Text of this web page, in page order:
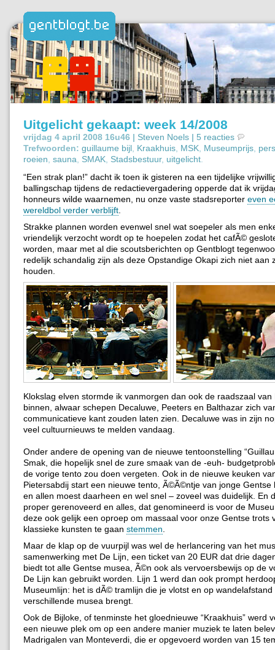
Uitgelicht gekaapt: week 14/2008
vrijdag 4 april 2008 16u46 | Steven Noels | 5 reacties
Trefwoorden: guillaume bijl Kraakhuis MSK Museumprijs
roeien sauna SMAK Stadsbestuur, uitgelicht
“Een strak plan!” dacht ik toen ik gisteren na een tijdelijke
ballingschap tijdens de redactievergadering opperde dat ik
honneurs wilde waarnemen, nu onze vaste stadsreporter even
wereldbol verder verblijft
Strakke plannen worden evenwel snel wat soepeler als men
vriendelijk verzocht wordt op te hoepelen zodat het cafÃ©
worden, maar met al die scoutsberichten op Gentblogt
redelijk schandalig zijn als deze Opstandige Okapi zich niet aan
houden.
Klokslag elven stormde ik vanmorgen dan ook de raadszaal van
binnen, alwaar schepen Decaluwe, Peeters en Balthazar zich
communicatieve kant zouden laten zien. Decaluwe was in zijn
veel cultuurnieuws te melden vandaag.
Onder andere de opening van de nieuwe tentoonstelling
Smak, die hopelijk snel de zure smaak van de -euh-
de vorige tento zou doen vergeten. Ook in de nieuwe keuken
Pietersabdij start een nieuwe tento, Ã©Ã©ntje van jonge Gentse
en allen moest daarheen en wel snel – zoveel was duidelijk. En
proper gerenoveerd en alles, dat genomineerd is voor de
deze ook gelijk een oproep om massaal voor onze Gentse trots
klassieke kunsten te gaan stemmen
Maar de klap op de vuurpijl was wel de herlancering van het
samenwerking met De Lijn, een ticket van 20 EUR dat drie
biedt tot alle Gentse musea, Ã©n ook als vervoersbewijs op de
De Lijn kan gebruikt worden. Lijn 1 werd dan ook prompt
Museumlijn: het is dÃ© tramlijn die je vlotst en op
verschillende musea brengt.
Ook de Bijloke, of tenminste het gloednieuwe “Kraakhuis” werd
een nieuwe plek om op een andere manier muziek te laten
Madrigalen van Monteverdi, die er opgevoerd worden van 15